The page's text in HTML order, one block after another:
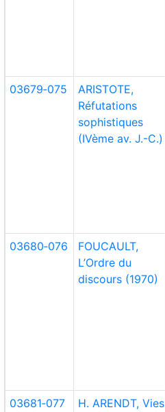
03679‑075
ARISTOTE,
Réfutations
sophistiques
(IVème av. J.-C.)
03680‑076
FOUCAULT,
L’Ordre du
discours (1970)
03681‑077
H. ARENDT, Vies